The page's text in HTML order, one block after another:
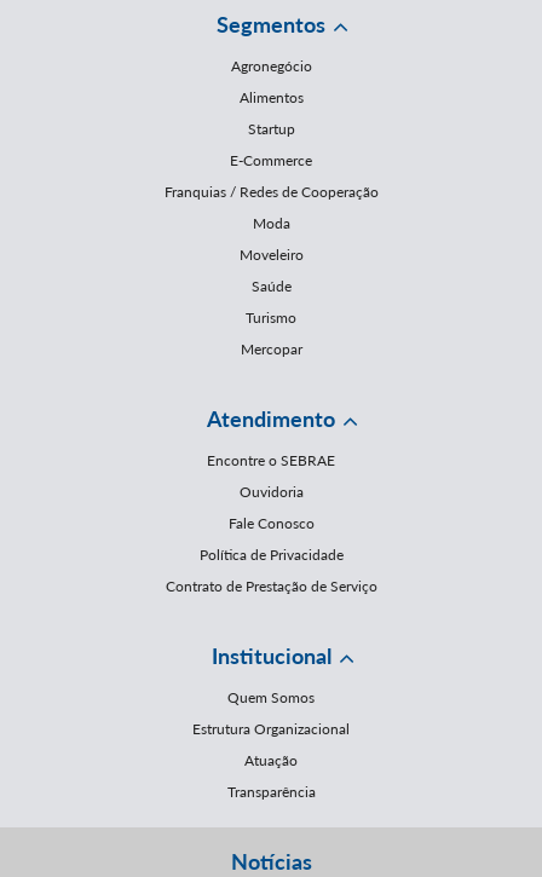
Segmentos
Agronegócio
Alimentos
Startup
E-Commerce
Franquias / Redes de Cooperação
Moda
Moveleiro
Saúde
Turismo
Mercopar
Atendimento
Encontre o SEBRAE
Ouvidoria
Fale Conosco
Política de Privacidade
Contrato de Prestação de Serviço
Institucional
Quem Somos
Estrutura Organizacional
Atuação
Transparência
Notícias